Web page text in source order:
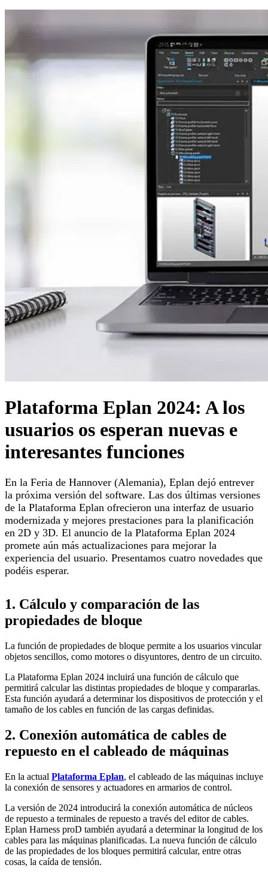
Plataforma Eplan 2024: A los
usuarios os esperan nuevas e
interesantes funciones
En la Feria de Hannover (Alemania), Eplan dejó entrever
la próxima versión del software. Las dos últimas versiones
de la Plataforma Eplan ofrecieron una interfaz de usuario
modernizada y mejores prestaciones para la planificación
en 2D y 3D. El anuncio de la Plataforma Eplan 2024
promete aún más actualizaciones para mejorar la
experiencia del usuario. Presentamos cuatro novedades que
podéis esperar.
1. Cálculo y comparación de las
propiedades de bloque
La función de propiedades de bloque permite a los usuarios vincular
objetos sencillos, como motores o disyuntores, dentro de un circuito.
La Plataforma Eplan 2024 incluirá una función de cálculo que
permitirá calcular las distintas propiedades de bloque y compararlas.
Esta función ayudará a determinar los dispositivos de protección y el
tamaño de los cables en función de las cargas definidas.
2. Conexión automática de cables de
repuesto en el cableado de máquinas
En la actual Plataforma Eplan, el cableado de las máquinas incluye
la conexión de sensores y actuadores en armarios de control.
La versión de 2024 introducirá la conexión automática de núcleos
de repuesto a terminales de repuesto a través del editor de cables.
Eplan Harness proD también ayudará a determinar la longitud de los
cables para las máquinas planificadas. La nueva función de cálculo
de las propiedades de los bloques permitirá calcular, entre otras
cosas, la caída de tensión.